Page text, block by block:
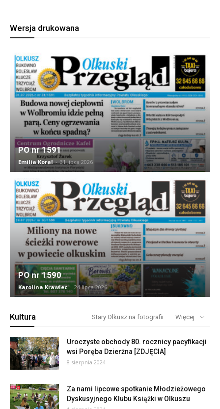
Wersja drukowana
PO nr 1591
Emilia Koral - 31 lipca 2026
PO nr 1590
Karolina Krawiec - 24 lipca 2026
Kultura Stary Olkusz na fotografii Więcej
Uroczyste obchody 80. rocznicy pacyfikacji
wsi Poręba Dzierżna [ZDJĘCIA]
8 sierpnia 2024
Za nami lipcowe spotkanie Młodzieżowego
Dyskusyjnego Klubu Książki w Olkuszu